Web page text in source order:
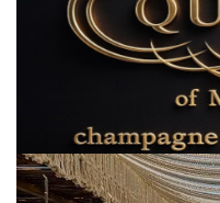
Local Elections 2023
Elections 2023